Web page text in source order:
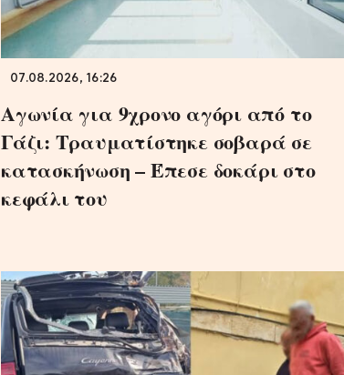
07.08.2026, 16:26
Αγωνία για 9χρονο αγόρι από το
Γάζι: Τραυματίστηκε σοβαρά σε
κατασκήνωση – Έπεσε δοκάρι στο
κεφάλι του